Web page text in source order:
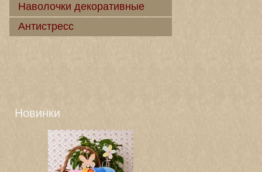
Наволочки декоративные
Антистресс
Новинки